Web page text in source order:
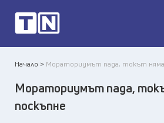
Начало > Мораториумът пада, токът
Мораториумът пада,
поскъпне